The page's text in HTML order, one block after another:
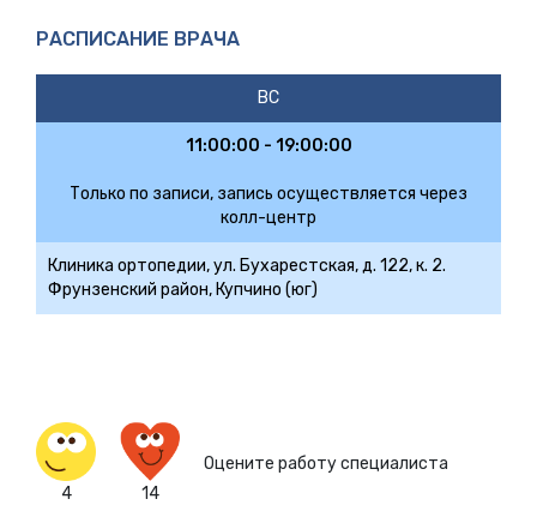
РАСПИСАНИЕ ВРАЧА
ВС
11:00:00 - 19:00:00
Только по записи, запись осуществляется через
колл-центр
Клиника ортопедии, ул. Бухарестская, д. 122, к. 2.
Фрунзенский район, Купчино (юг)
4 14
Оцените работу специалиста